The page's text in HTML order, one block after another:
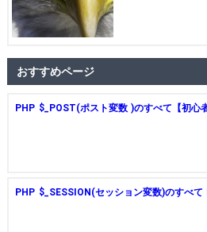
おすすめページ
PHP $_POST(ポスト変数 )のすべて【初心
PHP $_SESSION(セッション変数)のすべて